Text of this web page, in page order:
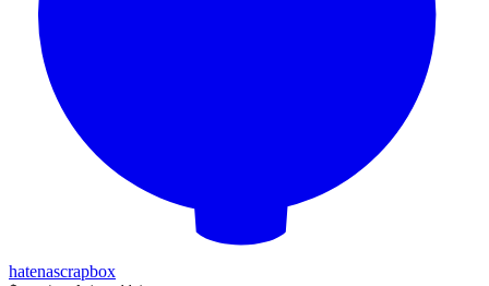
hatenascrapbox